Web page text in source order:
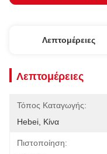
Λεπτομέρειες
Λεπτομέρειες
Τόπος Καταγωγής:
Hebei, Κίνα
Πιστοποίηση: